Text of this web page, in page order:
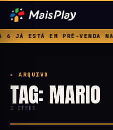
ESTÁ EM PRÉ-VENDA NA
▸ ARQUIVO
TAG: MARIO
2 ITENS